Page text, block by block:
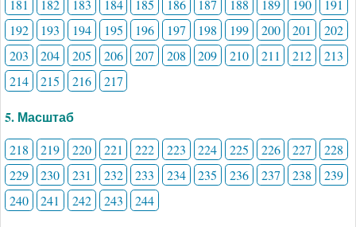
181 182 183 184 185 186 187 188 189 190
191
192
193 194 195 196 197 198 199 200 201
202
203
204 205 206 207 208 209 210 211 212
213
214
215 216 217
5. Масштаб
218 219 220 221 222 223 224 225 226 227
228
229
230 231 232 233 234 235 236 237 238
239
240
241 242 243 244